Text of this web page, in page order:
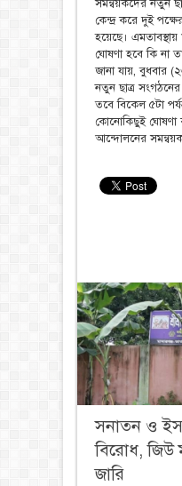
সমন্বয়কদের নতুন
কেন্দ্র করে দুই
হয়েছে।
ঘোষণা হবে কি না
জানা যায়, বুধবার
নতুন ছাত্র
তবে বিকেল ৫টা
কোনোকিছুই ঘোষণা
আন্দোলনের
সনাতন ও
বিরোধ, জিউ
জারি